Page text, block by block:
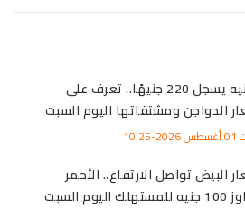
البانيه يسجل 220 جنيهًا.. تعرف على
الدواجن ومشتقاتها اليوم السبت
البيض تواصل الارتفاع.. الأحمر
السبت